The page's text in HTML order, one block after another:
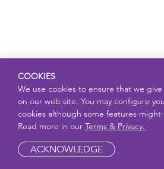
COOKIES
We use cookies to ensure that we
on our web site. You may configure
cookies although some features
Read more in our Terms & Privacy.
ACKNOWLEDGE